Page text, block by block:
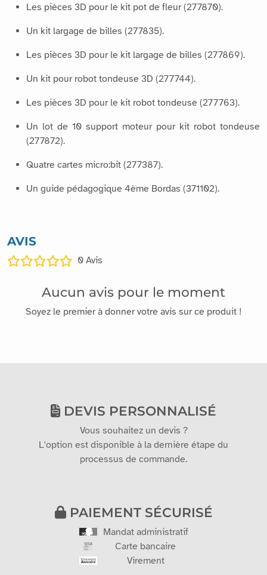
Les pièces 3D pour le kit pot de fleur (277870).
Un kit largage de billes (277835).
Les pièces 3D pour le kit largage de billes (277869).
Un kit pour robot tondeuse 3D (277744).
Les pièces 3D pour le kit robot tondeuse (277763).
Un lot de 10 support moteur pour kit robot tondeuse
(277872).
Quatre cartes micro:bit (277387).
Un guide pédagogique 4ème Bordas (371102).
AVIS
0 Avis
Aucun avis pour le moment
Soyez le premier à donner votre avis sur ce produit !
DEVIS PERSONNALISÉ
Vous souhaitez un devis ?
L'option est disponible à la dernière étape du
processus de commande.
PAIEMENT SÉCURISÉ
Mandat administratif
Carte bancaire
Virement